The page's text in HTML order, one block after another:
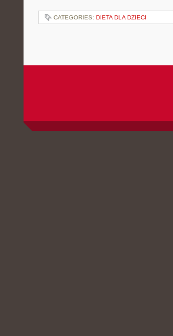
CATEGORIES: DIETA DLA DZIECI